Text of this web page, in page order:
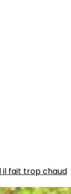
il fait trop chaud